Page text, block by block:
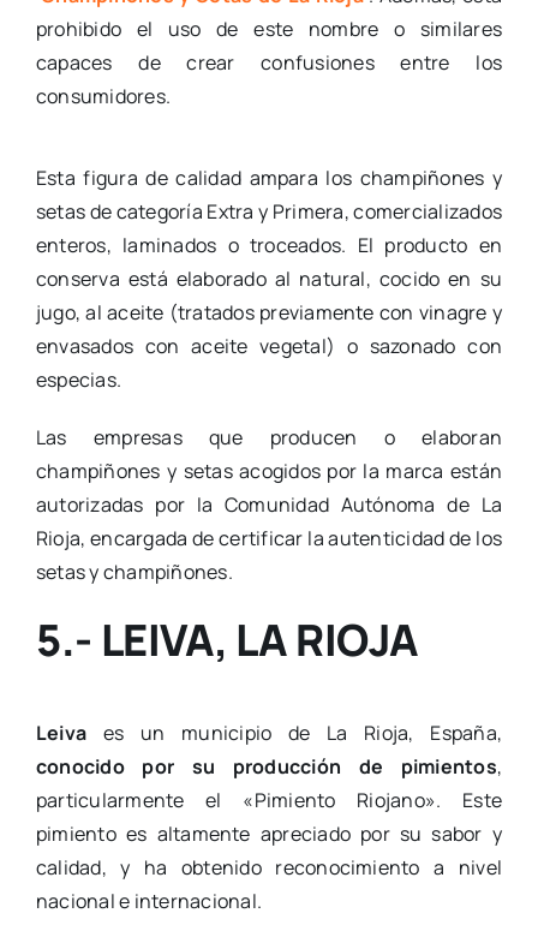
prohibido el uso de este nombre o similares
capaces de crear confusiones entre los
consumidores.
Esta figura de calidad ampara los champiñones y
setas de categoría Extra y Primera, comercializados
enteros, laminados o troceados. El producto en
conserva está elaborado al natural, cocido en su
jugo, al aceite (tratados previamente con vinagre y
envasados con aceite vegetal) o sazonado con
especias.
Las empresas que producen o elaboran
champiñones y setas acogidos por la marca están
autorizadas por la Comunidad Autónoma de La
Rioja, encargada de certificar la autenticidad de los
setas y champiñones.
5.- LEIVA, LA RIOJA
Leiva es un municipio de La Rioja, España,
conocido por su producción de pimientos,
particularmente el «Pimiento Riojano». Este
pimiento es altamente apreciado por su sabor y
calidad, y ha obtenido reconocimiento a nivel
nacional e internacional.